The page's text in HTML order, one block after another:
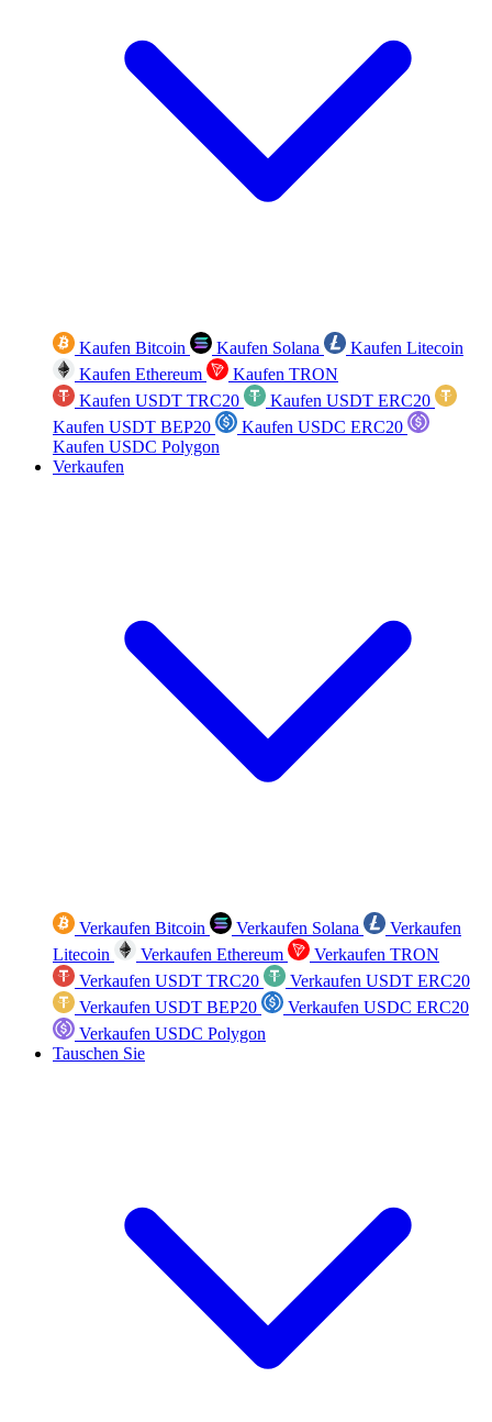
Kaufen Bitcoin Kaufen Solana
Kaufen Litecoin
Kaufen Ethereum
Kaufen TRON
Kaufen USDT TRC20
Kaufen USDT ERC20
Kaufen USDT BEP20
Kaufen USDC ERC20
Kaufen USDC Polygon
Verkaufen
Verkaufen Bitcoin Verkaufen Solana
Verkaufen
Litecoin
Verkaufen Ethereum
Verkaufen TRON
Verkaufen USDT TRC20
Verkaufen USDT ERC20
Verkaufen USDT BEP20
Verkaufen USDC ERC20
Verkaufen USDC Polygon
Tauschen Sie